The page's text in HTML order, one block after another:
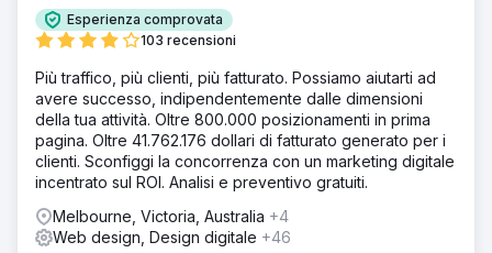
Esperienza comprovata
103 recensioni
Più traffico, più clienti, più fatturato. Possiamo aiutarti ad
avere successo, indipendentemente dalle dimensioni
della tua attività. Oltre 800.000 posizionamenti in prima
pagina. Oltre 41.762.176 dollari di fatturato generato per i
clienti. Sconfiggi la concorrenza con un marketing digitale
incentrato sul ROI. Analisi e preventivo gratuiti.
Melbourne, Victoria, Australia +4
Web design, Design digitale +46